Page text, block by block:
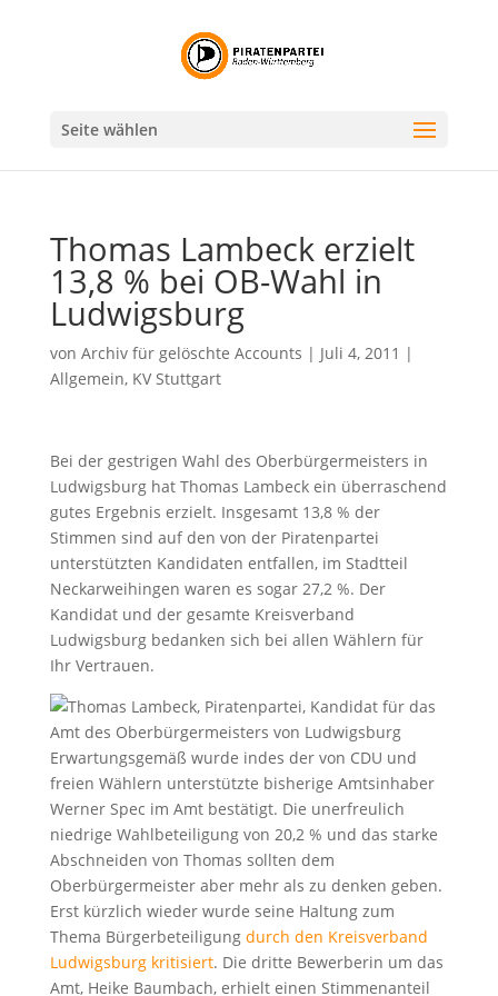
Seite wählen
Thomas Lambeck erzielt
13,8 % bei OB-Wahl in
Ludwigsburg
von Archiv für gelöschte Accounts | Juli 4, 2011 |
Allgemein, KV Stuttgart
Bei der gestrigen Wahl des Oberbürgermeisters in
Ludwigsburg hat Thomas Lambeck ein überraschend
gutes Ergebnis erzielt. Insgesamt 13,8 % der
Stimmen sind auf den von der Piratenpartei
unterstützten Kandidaten entfallen, im Stadtteil
Neckarweihingen waren es sogar 27,2 %. Der
Kandidat und der gesamte Kreisverband
Ludwigsburg bedanken sich bei allen Wählern für
Ihr Vertrauen.
Erwartungsgemäß wurde indes der von CDU und
freien Wählern unterstützte bisherige Amtsinhaber
Werner Spec im Amt bestätigt. Die unerfreulich
niedrige Wahlbeteiligung von 20,2 % und das starke
Abschneiden von Thomas sollten dem
Oberbürgermeister aber mehr als zu denken geben.
Erst kürzlich wieder wurde seine Haltung zum
Thema Bürgerbeteiligung durch den Kreisverband
Ludwigsburg kritisiert. Die dritte Bewerberin um das
Amt, Heike Baumbach, erhielt einen Stimmenanteil